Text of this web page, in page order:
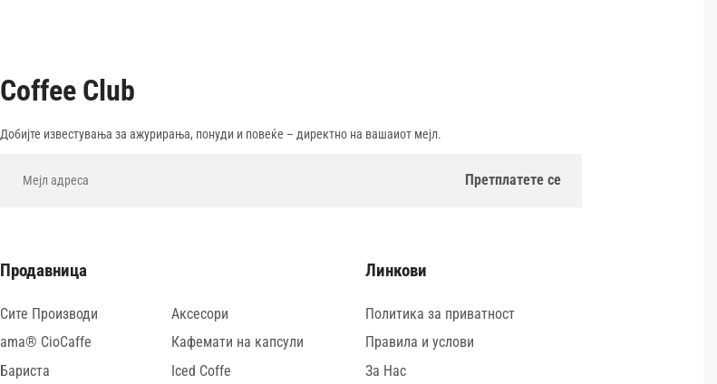
Coffee Club
Добијте известувања за ажурирања, понуди и повеќе – директно на вашаиот мејл.
Продавница
Сите Производи
Аксесори
ama® CioCaffe
Кафемати на капсули
Бариста
Iced Coffe
Линкови
Политика за приватност
Правила и услови
За Нас